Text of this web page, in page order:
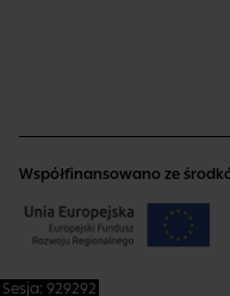
Sesja: 929292
Współfinansowano ze